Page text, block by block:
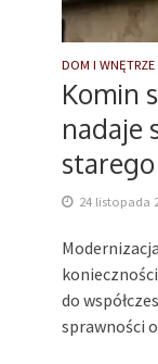
DOM I WNĘTRZE
Komin
nadaje
24 listopada
do
sprawności